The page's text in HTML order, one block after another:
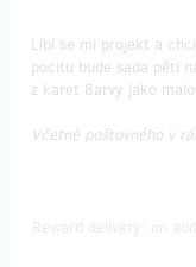
Líbí se mi projekt a
pocitu bude sada pěti
z karet 8arvy jako
Včetně poštovného v